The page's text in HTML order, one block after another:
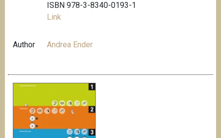
ISBN 978-3-8340-0193-1
Link
Author Andrea Ender